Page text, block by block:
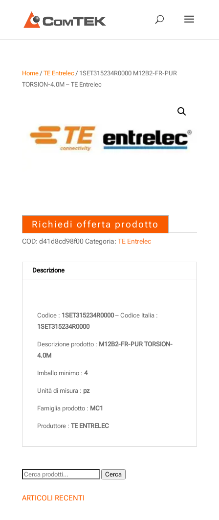
Home/ TE Entrelec/ 1SET315234R0000 M12B2-FR-PUR
TORSION-4.0M – TE Entrelec
Richiedi offerta prodotto
COD: d41d8cd98f00 Categoria: TE Entrelec
Descrizione
Codice : 1SET315234R0000– Codice Italia :
1SET315234R0000
Descrizione prodotto : M12B2-FR-PUR TORSION-
4.0M
Imballo minimo : 4
Unità di misura : pz
Famiglia prodotto : MC1
Produttore : TE ENTRELEC
Cerca: Cerca
ARTICOLI RECENTI